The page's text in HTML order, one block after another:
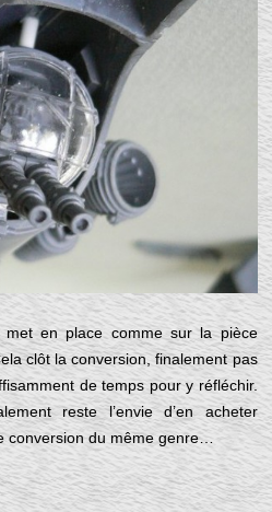
met en place comme sur la pièce
clôt la conversion, finalement pas
de temps pour y réfléchir.
reste l’envie d’en acheter
conversion du même genre…